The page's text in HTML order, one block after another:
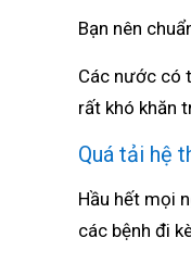
Bạn nên
Các nước có
rất khó khăn
Quá tải hệ
Hầu hết mọi
các bệnh đi